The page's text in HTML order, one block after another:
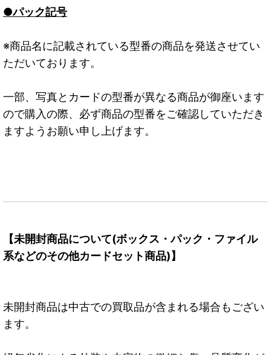
●パック記号
※商品名に記載されている型番の商品を発送させてい
ただいております。
一部、写真とカードの型番が異なる商品が御座います
ので購入の際、必ず商品の型番をご確認していただき
ますようお願い申し上げます。
【未開封商品について(ボックス・パック・ファイル
系などのその他カードセット商品)】
未開封商品は中古での買取品が含まれる場合もござい
ます。